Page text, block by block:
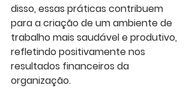
disso, essas práticas contribuem
para a criação de um ambiente de
trabalho mais saudável e produtivo,
refletindo positivamente nos
resultados financeiros da
organização.